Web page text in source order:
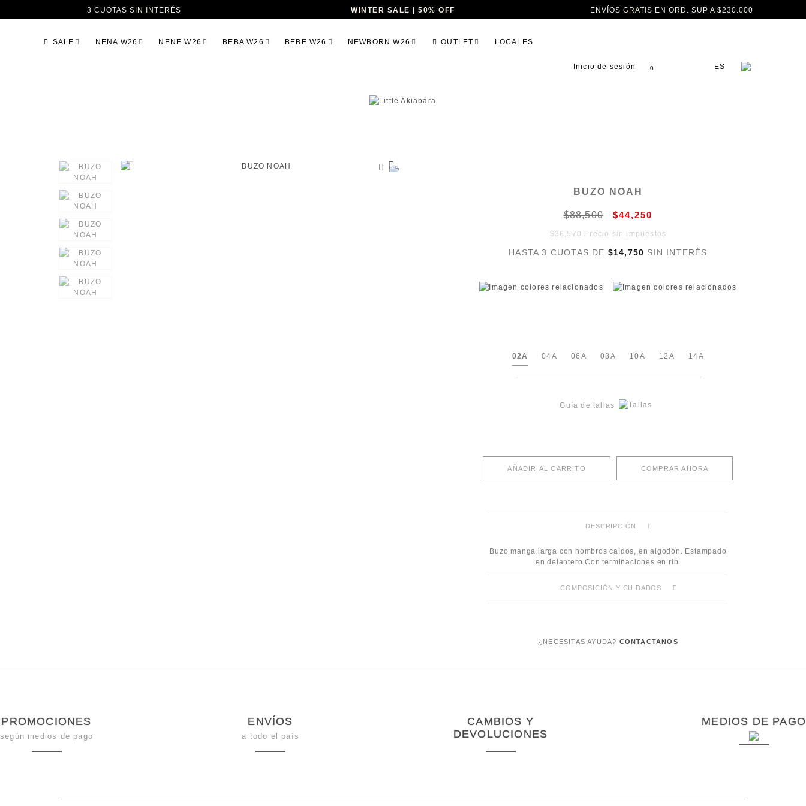
3 CUOTAS SIN INTERÉS WINTER SALE | 50% OFF ENVÍOS GRATIS EN ORD. SUP A $230.000
SALE NENA W26 NENE W26 BEBA W26 BEBE W26 NEWBORN W26 OUTLET LOCALES
ES
0
Inicio de sesión
BUZO NOAH
$88,500 $44,250
$36,570 Precio sin impuestos
HASTA 3 CUOTAS DE $14,750 SIN INTERÉS
02A 04A 06A 08A 10A 12A 14A
Guía de tallas
AÑADIR AL CARRITO COMPRAR AHORA
DESCRIPCIÓN
Buzo manga larga con hombros caídos, en algodón. Estampado
en delantero.Con terminaciones en rib.
COMPOSICIÓN Y CUIDADOS
¿NECESITAS AYUDA? CONTACTANOS
PROMOCIONES
según medios de pago
ENVÍOS
a todo el país
CAMBIOS Y
DEVOLUCIONES
MEDIOS DE PAGO